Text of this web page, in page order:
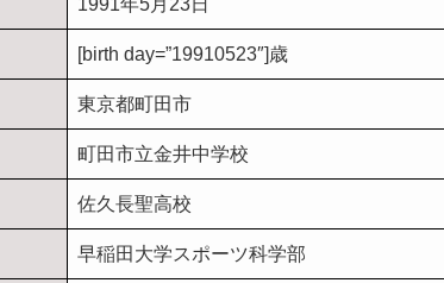
[birth day=”19910523″]歳
東京都町田市
町田市立金井中学校
佐久長聖高校
早稲田大学スポーツ科学部